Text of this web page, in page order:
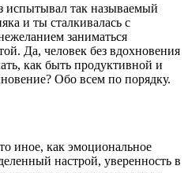
так называемый
и ты сталкивалась с
заниматься
Да, человек без вдохновения
как быть продуктивной и
Обо всем по порядку.
иное, как эмоциональное
настрой, уверенность в